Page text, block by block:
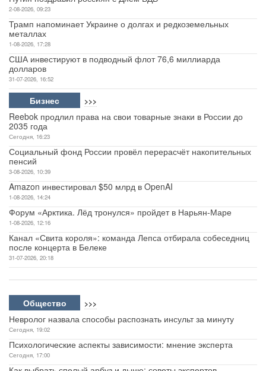
2-08-2026, 09:23
Трамп напоминает Украине о долгах и редкоземельных
металлах
1-08-2026, 17:28
США инвестируют в подводный флот 76,6 миллиарда
долларов
31-07-2026, 16:52
Бизнес >>>
Reebok продлил права на свои товарные знаки в России до
2035 года
Сегодня, 16:23
Социальный фонд России провёл перерасчёт накопительных
пенсий
3-08-2026, 10:39
Amazon инвестировал $50 млрд в OpenAI
1-08-2026, 14:24
Форум «Арктика. Лёд тронулся» пройдет в Нарьян-Маре
1-08-2026, 12:16
Канал «Свита короля»: команда Лепса отбирала собеседниц
после концерта в Белеке
31-07-2026, 20:18
Общество >>>
Невролог назвала способы распознать инсульт за минуту
Сегодня, 19:02
Психологические аспекты зависимости: мнение эксперта
Сегодня, 17:00